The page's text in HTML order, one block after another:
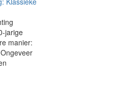
jarige
manier: